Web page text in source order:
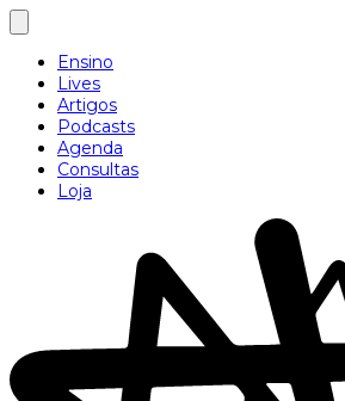
Ensino
Lives
Artigos
Podcasts
Agenda
Consultas
Loja